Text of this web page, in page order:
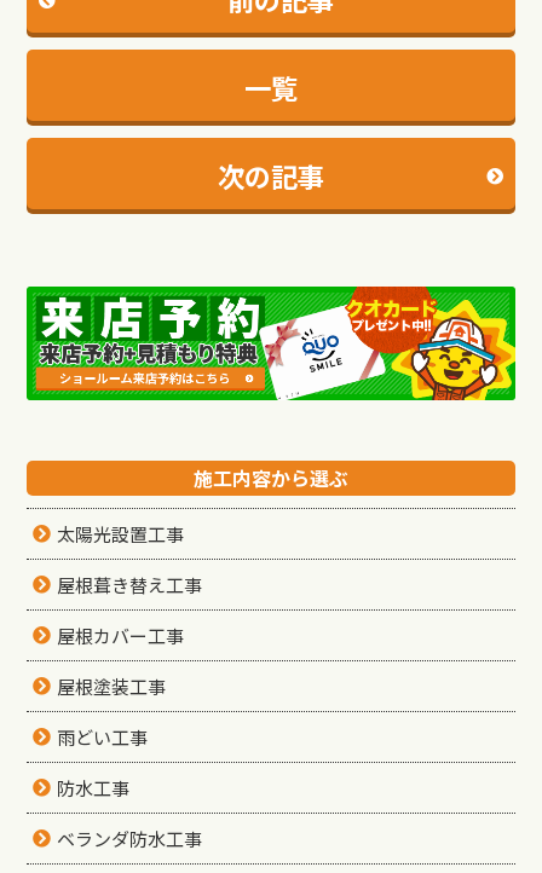
一覧
次の記事
施工内容から選ぶ
太陽光設置工事
屋根葺き替え工事
屋根カバー工事
屋根塗装工事
雨どい工事
防水工事
ベランダ防水工事